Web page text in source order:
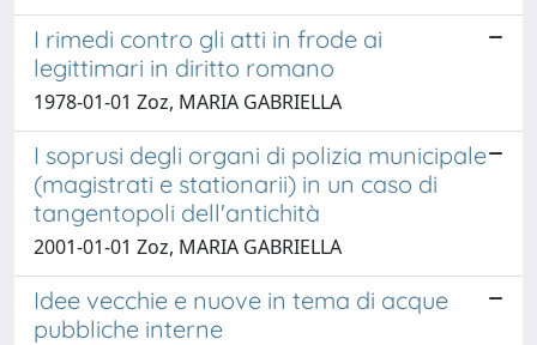
I rimedi contro gli atti in frode ai
legittimari in diritto romano
1978-01-01 Zoz, MARIA GABRIELLA
I soprusi degli organi di polizia municipale
(magistrati e stationarii) in un caso di
tangentopoli dell'antichità
2001-01-01 Zoz, MARIA GABRIELLA
Idee vecchie e nuove in tema di acque
pubbliche interne